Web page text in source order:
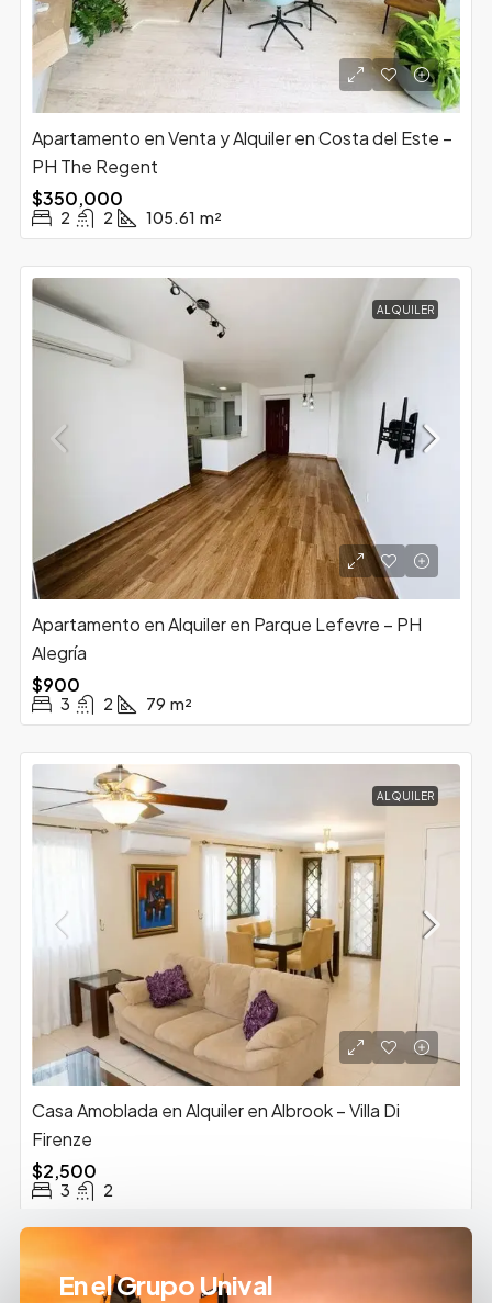
Apartamento en Venta y Alquiler en Costa del Este –
PH The Regent
$350,000
2 2 105.61 m²
ALQUILER
Apartamento en Alquiler en Parque Lefevre – PH
Alegría
$900
3 2 79 m²
ALQUILER
Casa Amoblada en Alquiler en Albrook – Villa Di
Firenze
$2,500
3 2
En el Grupo Unival